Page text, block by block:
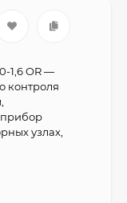
1,6 OR —
контроля
прибор
узлах,